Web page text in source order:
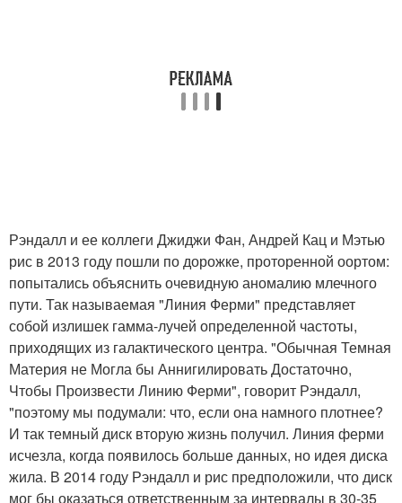
Рэндалл и ее коллеги Джиджи Фан, Андрей Кац и Мэтью
рис в 2013 году пошли по дорожке, проторенной оортом:
попытались объяснить очевидную аномалию млечного
пути. Так называемая "Линия Ферми" представляет
собой излишек гамма-лучей определенной частоты,
приходящих из галактического центра. "Обычная Темная
Материя не Могла бы Аннигилировать Достаточно,
Чтобы Произвести Линию Ферми", говорит Рэндалл,
"поэтому мы подумали: что, если она намного плотнее?
И так темный диск вторую жизнь получил. Линия ферми
исчезла, когда появилось больше данных, но идея диска
жила. В 2014 году Рэндалл и рис предположили, что диск
мог бы оказаться ответственным за интервалы в 30-35